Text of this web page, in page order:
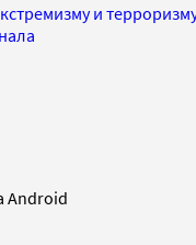
и
Android